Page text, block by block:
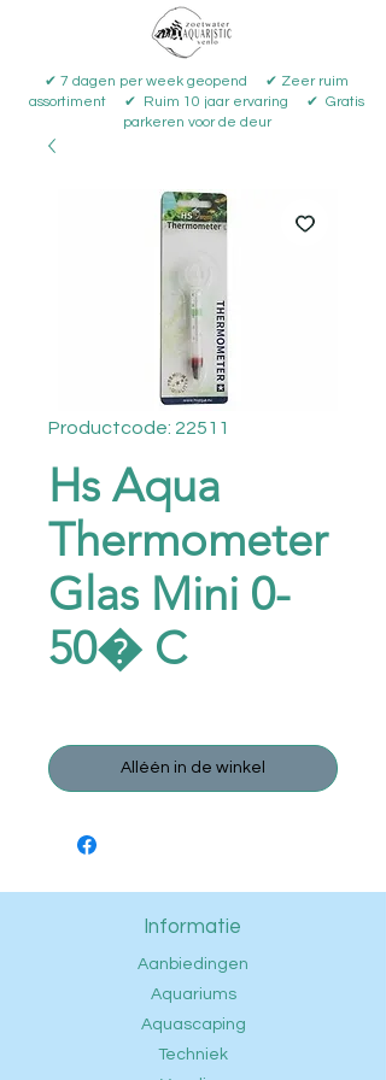
✔ 7 dagen per week geopend ✔ Zeer ruim
assortiment ✔ Ruim 10 jaar ervaring ✔ Gratis
parkeren voor de deur
Productcode: 22511
Hs Aqua
Thermometer
Glas Mini 0-
50� C
Alléén in de winkel
Informatie
Aanbiedingen
Aquariums
Aquascaping
Techniek